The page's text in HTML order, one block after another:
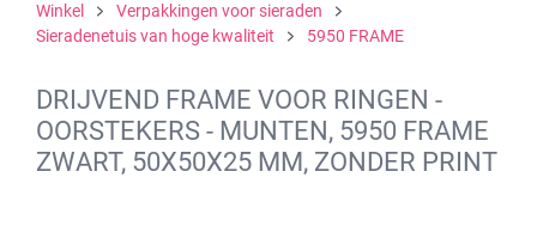
Winkel
Verpakkingen voor sieraden
Sieradenetuis van hoge kwaliteit
5950 FRAME
DRIJVEND FRAME VOOR RINGEN -
OORSTEKERS - MUNTEN, 5950 FRAME
ZWART, 50X50X25 MM, ZONDER PRINT